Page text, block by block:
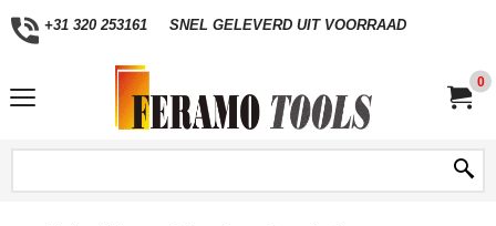
+31 320 253161 SNEL GELEVERD UIT VOORRAAD
0